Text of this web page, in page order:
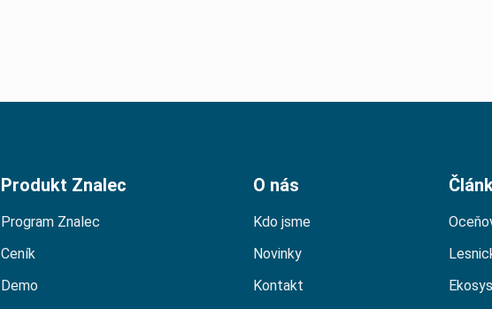
Produkt Znalec
Program Znalec
Ceník
Demo
O nás
Kdo jsme
Novinky
Kontakt